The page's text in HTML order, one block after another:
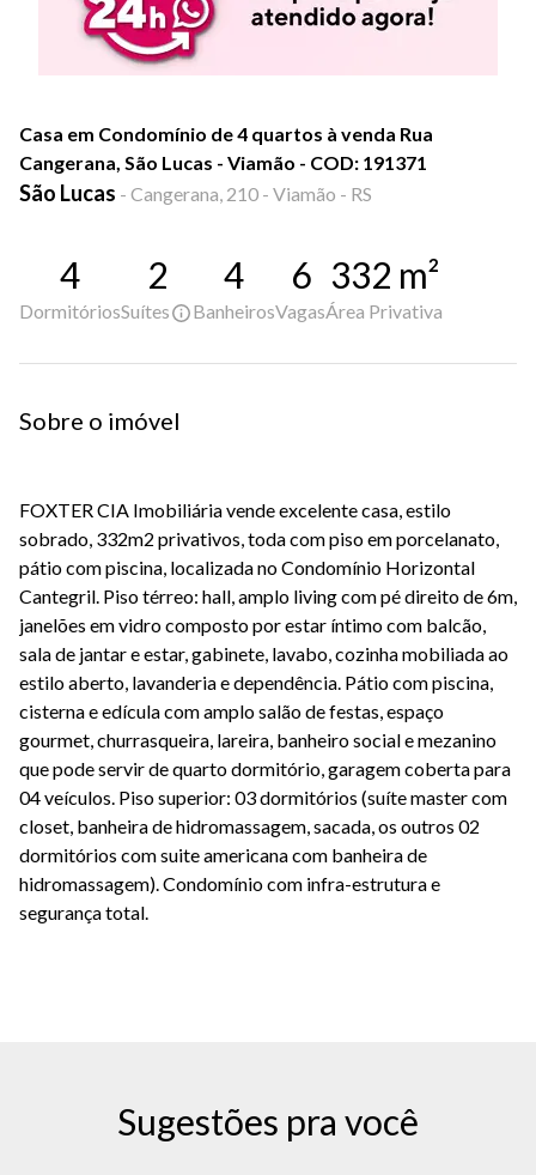
Casa em Condomínio de 4 quartos à venda Rua
Cangerana, São Lucas - Viamão - COD: 191371
São Lucas - Cangerana, 210 - Viamão - RS
4
Dormitórios
2
Suítes
4
Banheiros
6
Vagas
332 m²
Área Privativa
Sobre o imóvel
FOXTER CIA Imobiliária vende excelente casa, estilo
sobrado, 332m2 privativos, toda com piso em porcelanato,
pátio com piscina, localizada no Condomínio Horizontal
Cantegril. Piso térreo: hall, amplo living com pé direito de 6m,
janelões em vidro composto por estar íntimo com balcão,
sala de jantar e estar, gabinete, lavabo, cozinha mobiliada ao
estilo aberto, lavanderia e dependência. Pátio com piscina,
cisterna e edícula com amplo salão de festas, espaço
gourmet, churrasqueira, lareira, banheiro social e mezanino
que pode servir de quarto dormitório, garagem coberta para
04 veículos. Piso superior: 03 dormitórios (suíte master com
closet, banheira de hidromassagem, sacada, os outros 02
dormitórios com suite americana com banheira de
hidromassagem). Condomínio com infra-estrutura e
segurança total.
Sugestões pra você